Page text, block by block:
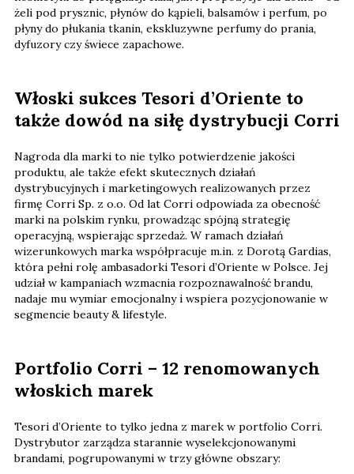
żeli pod prysznic, płynów do kąpieli, balsamów i perfum, po
płyny do płukania tkanin, ekskluzywne perfumy do prania,
dyfuzory czy świece zapachowe.
Włoski sukces Tesori d’Oriente to
także dowód na siłę dystrybucji Corri
Nagroda dla marki to nie tylko potwierdzenie jakości
produktu, ale także efekt skutecznych działań
dystrybucyjnych i marketingowych realizowanych przez
firmę Corri Sp. z o.o. Od lat Corri odpowiada za obecność
marki na polskim rynku, prowadząc spójną strategię
operacyjną, wspierając sprzedaż. W ramach działań
wizerunkowych marka współpracuje m.in. z Dorotą Gardias,
która pełni rolę ambasadorki Tesori d’Oriente w Polsce. Jej
udział w kampaniach wzmacnia rozpoznawalność brandu,
nadaje mu wymiar emocjonalny i wspiera pozycjonowanie w
segmencie beauty & lifestyle.
Portfolio Corri – 12 renomowanych
włoskich marek
Tesori d’Oriente to tylko jedna z marek w portfolio Corri.
Dystrybutor zarządza starannie wyselekcjonowanymi
brandami, pogrupowanymi w trzy główne obszary: